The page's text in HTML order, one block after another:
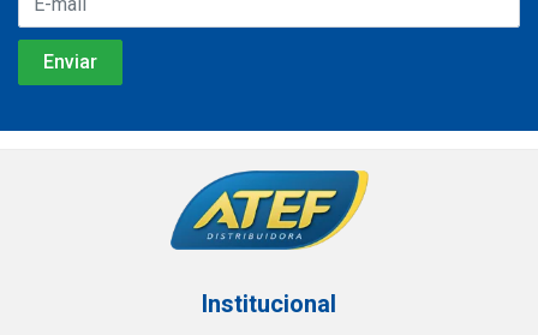
Institucional